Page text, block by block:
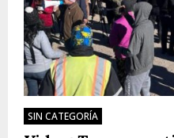
SIN CATEGORÍA